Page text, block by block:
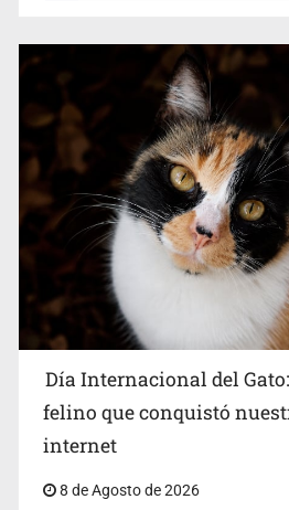
Día Internacional del
felino que conquistó
internet
8 de Agosto de 2026